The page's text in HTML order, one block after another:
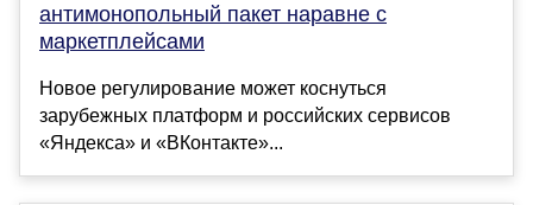
антимонопольный пакет наравне с
маркетплейсами
Новое регулирование может коснуться
зарубежных платформ и российских сервисов
«Яндекса» и «ВКонтакте»...